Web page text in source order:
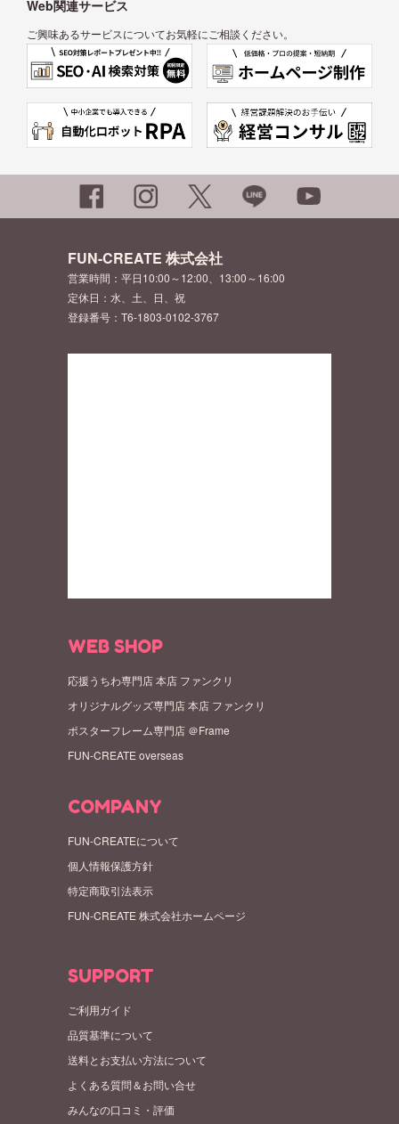
Web関連サービス
ご興味あるサービスについてお気軽にご相談ください。
FUN-CREATE 株式会社
営業時間：平日10:00～12:00、13:00～16:00
定休日：水、土、日、祝
登録番号：T6-1803-0102-3767
WEB SHOP
応援うちわ専門店 本店 ファンクリ
オリジナルグッズ専門店 本店 ファンクリ
ポスターフレーム専門店 ＠Frame
FUN-CREATE overseas
COMPANY
FUN-CREATEについて
個人情報保護方針
特定商取引法表示
FUN-CREATE 株式会社ホームページ
SUPPORT
ご利用ガイド
品質基準について
送料とお支払い方法について
よくある質問＆お問い合せ
みんなの口コミ・評価